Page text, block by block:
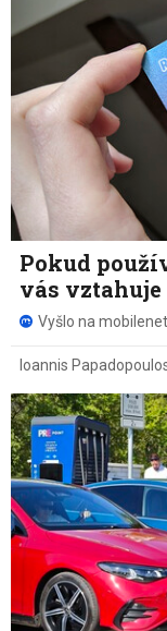
Pokud
vás vztahuje
Vyšlo na
Ioannis